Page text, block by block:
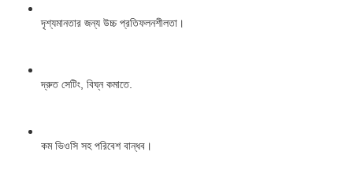
দৃশ্যমানতার জন্য উচ্চ প্রতিফলনশীলতা।
দ্রুত সেটিং, বিঘ্ন কমাতে.
কম ভিওসি সহ পরিবেশ বান্ধব।